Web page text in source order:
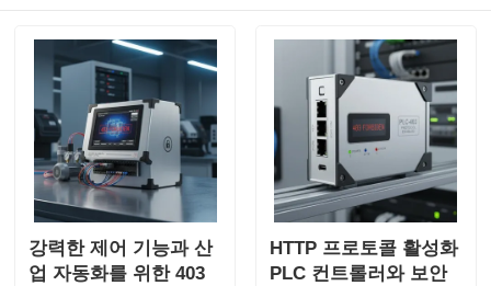
강력한 제어 기능과 산
업 자동화를 위한 403
HTTP 프로토콜 활성화
PLC 컨트롤러와 보안